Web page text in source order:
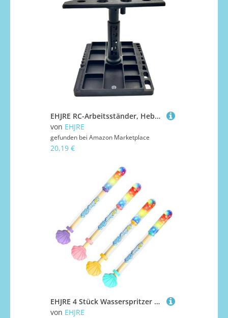
EHJRE RC-Arbeitsständer, Hebe-Reparatur-Arbeitsplatz, Wartungsständer für den Maßstab 1/24 bis 1/10
von EHJRE
gefunden bei Amazon Marketplace
20,19 €
EHJRE 4 Stück Wasserspritzer mit Leichter Wasserschlacht für Park, Outdoor, Strand
von EHJRE